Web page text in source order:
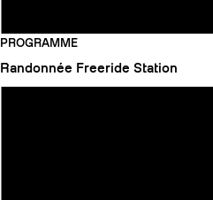
PROGRAMME
Randonnée Freeride Station